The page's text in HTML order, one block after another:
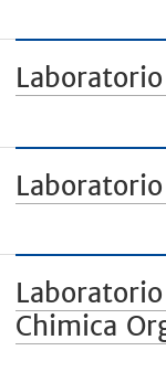
Laboratorio
Chimica